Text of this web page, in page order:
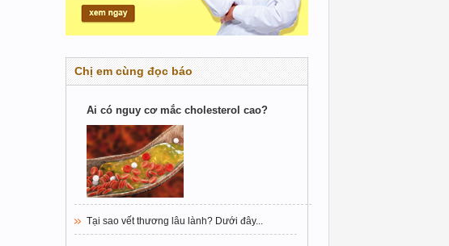
Chị em cùng đọc báo
Ai có nguy cơ mắc cholesterol cao?
Tại sao vết thương lâu lành? Dưới đây...